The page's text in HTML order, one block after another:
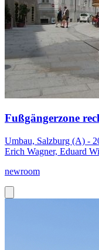
Fußgängerzone
Umbau, Salzburg (A) -
Erich Wagner, Eduard
newroom